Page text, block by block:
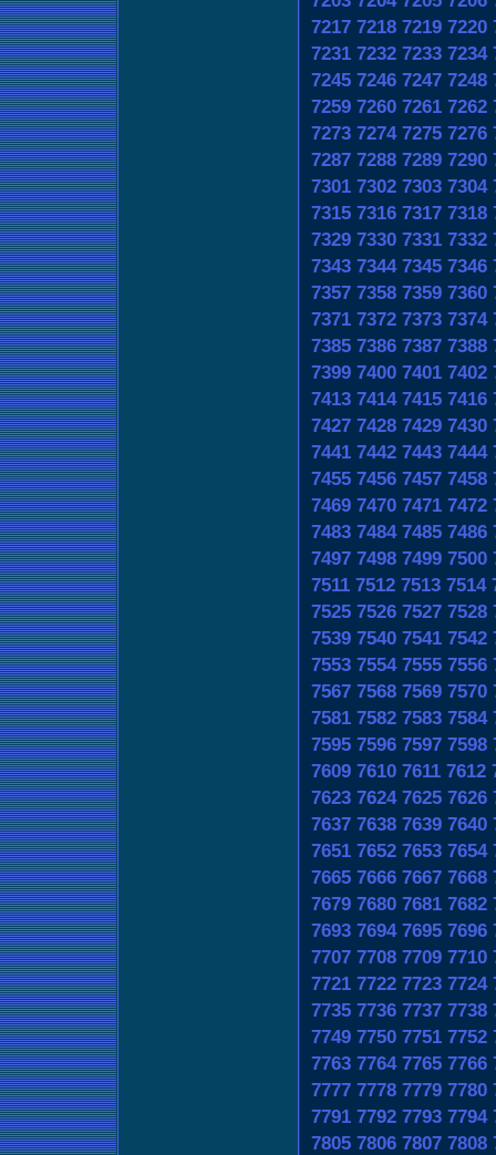
7217 7218 7219 7220
7231 7232 7233 7234
7245 7246 7247 7248
7259 7260 7261 7262
7273 7274 7275 7276
7287 7288 7289 7290
7301 7302 7303 7304
7315 7316 7317 7318
7329 7330 7331 7332
7343 7344 7345 7346
7357 7358 7359 7360
7371 7372 7373 7374
7385 7386 7387 7388
7399 7400 7401 7402
7413 7414 7415 7416
7427 7428 7429 7430
7441 7442 7443 7444
7455 7456 7457 7458
7469 7470 7471 7472
7483 7484 7485 7486
7497 7498 7499 7500
7511 7512 7513 7514
7525 7526 7527 7528
7539 7540 7541 7542
7553 7554 7555 7556
7567 7568 7569 7570
7581 7582 7583 7584
7595 7596 7597 7598
7609 7610 7611 7612
7623 7624 7625 7626
7637 7638 7639 7640
7651 7652 7653 7654
7665 7666 7667 7668
7679 7680 7681 7682
7693 7694 7695 7696
7707 7708 7709 7710
7721 7722 7723 7724
7735 7736 7737 7738
7749 7750 7751 7752
7763 7764 7765 7766
7777 7778 7779 7780
7791 7792 7793 7794
7805 7806 7807 7808